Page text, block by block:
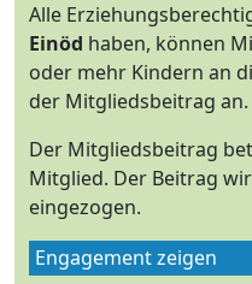
Alle
Einöd haben, können
oder mehr Kindern an
der Mitgliedsbeitrag an.
Der Mitgliedsbeitrag
Mitglied. Der Beitrag
eingezogen.
Engagement zeigen